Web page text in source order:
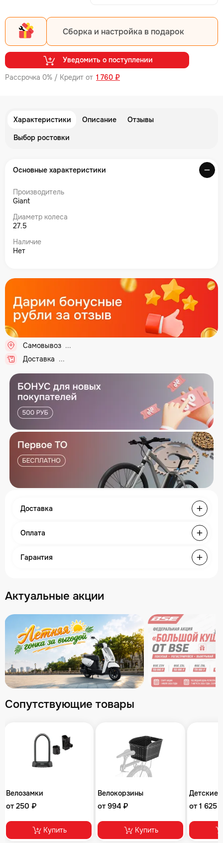
Рассрочка 0% / Кредит от 1 760 ₽
Сборка и настройка в подарок
Уведомить о поступлении
Характеристики Описание
Отзывы
Выбор ростовки
Основные характеристики
Производитель
Giant
Диаметр колеса
27.5
Наличие
Нет
Самовывоз
Доставка
Доставка
Оплата
Гарантия
Актуальные акции
Сопутствующие товары
Велозамки
от 250 ₽
Купить
Велокорзины
от 994 ₽
Купить
Детские
от 1 625